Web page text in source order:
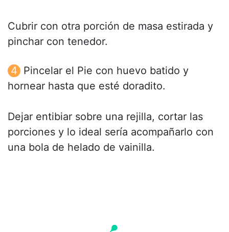
Cubrir con otra porción de masa estirada y
pinchar con tenedor.
Pincelar el Pie con huevo batido y
hornear hasta que esté doradito.
Dejar entibiar sobre una rejilla, cortar las
porciones y lo ideal sería acompañarlo con
una bola de helado de vainilla.